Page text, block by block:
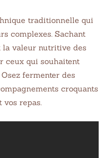
traditionnelle qui
complexes. Sachant
la valeur nutritive des
ceux qui souhaitent
fermenter des
croquants
vos repas.